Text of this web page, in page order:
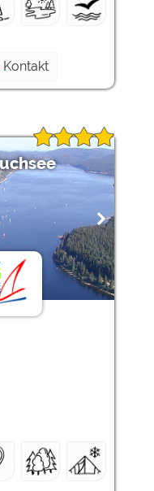
Kontakt